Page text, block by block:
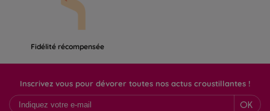
Fidélité récompensée
Inscrivez vous pour dévorer toutes nos actus croustillantes !
OK